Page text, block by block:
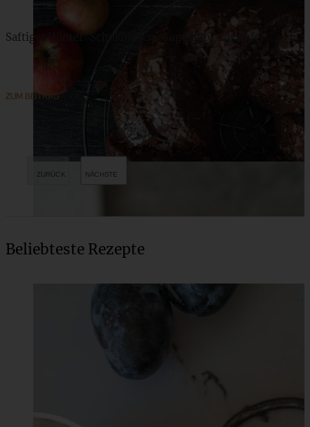
Saftiger Winter-Schokoladen-Gugelhupf mit Apfel
ZUM BEITRAG
Lockerer und saftiger Marmorkuchen vom Blech mit
Beliebteste Rezepte